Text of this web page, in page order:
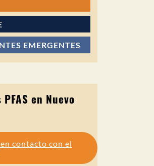
EMERGENTES
en Nuevo
contacto con el